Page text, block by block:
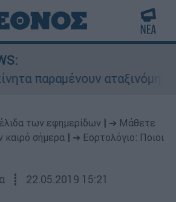
αταξινόμητα - Λύση
των εφημερίδων
➔ Μάθετε
καιρό σήμερα
➔ Εορτολόγιο: Ποιοι
┋ 22.05.2019 15:21